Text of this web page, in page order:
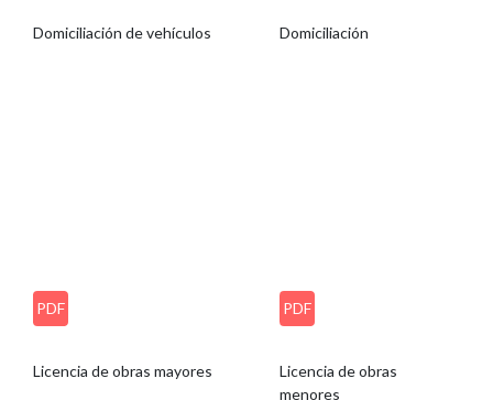
Domiciliación de vehículos Domiciliación
PDF
Licencia de obras mayores
PDF
Licencia de obras
menores